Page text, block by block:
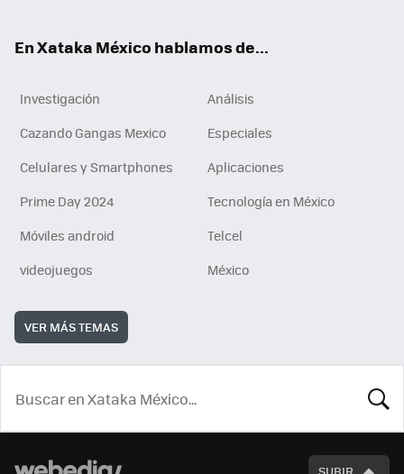
En Xataka México hablamos de...
Investigación
Análisis
Cazando Gangas Mexico
Especiales
Celulares y Smartphones
Aplicaciones
Prime Day 2024
Tecnología en México
Móviles android
Telcel
videojuegos
México
VER MÁS TEMAS